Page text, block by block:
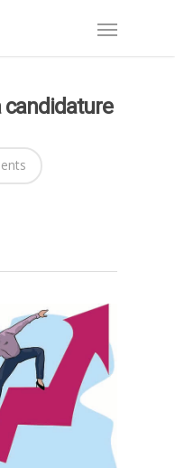
candidature